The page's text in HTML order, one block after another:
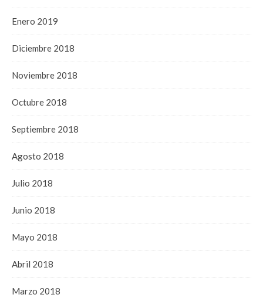
Enero 2019
Diciembre 2018
Noviembre 2018
Octubre 2018
Septiembre 2018
Agosto 2018
Julio 2018
Junio 2018
Mayo 2018
Abril 2018
Marzo 2018